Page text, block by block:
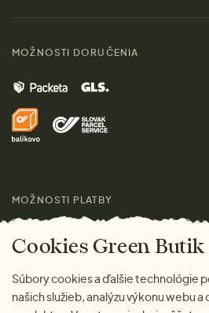
Kontakt
Značky
Pre médiá
Ženy
Muži
Darčeky
Doprava a platba
MOŽNOSTI DORUČENIA
MOŽNOSTI PLATBY
Cookies Green Butik
Súbory cookies a ďalšie technológie
našich služieb, analýzu výkonu webu